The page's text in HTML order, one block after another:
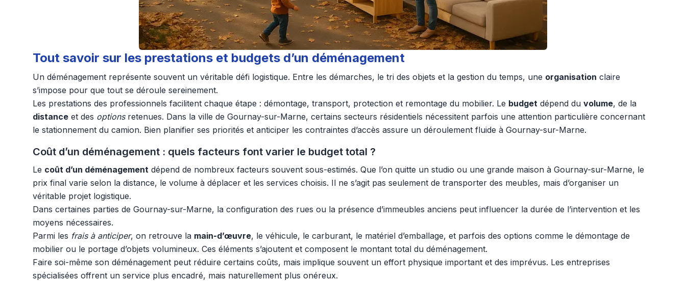
Tout savoir sur les prestations et budgets d’un déménagement
Un déménagement représente souvent un véritable défi logistique. Entre les démarches, le tri des objets et la gestion du temps, une organisation claire
s’impose pour que tout se déroule sereinement.
Les prestations des professionnels facilitent chaque étape : démontage, transport, protection et remontage du mobilier. Le budget dépend du volume, de la
distance et des optionsretenues. Dans la ville de Gournay-sur-Marne, certains secteurs résidentiels nécessitent parfois une attention particulière concernant
le stationnement du camion. Bien planifier ses priorités et anticiper les contraintes d’accès assure un déroulement fluide à Gournay-sur-Marne.
Coût d’un déménagement : quels facteurs font varier le budget total ?
Le coût d’un déménagement dépend de nombreux facteurs souvent sous-estimés. Que l’on quitte un studio ou une grande maison à Gournay-sur-Marne, le
prix final varie selon la distance, le volume à déplacer et les services choisis. Il ne s’agit pas seulement de transporter des meubles, mais d’organiser un
véritable projet logistique.
Dans certaines parties de Gournay-sur-Marne, la configuration des rues ou la présence d’immeubles anciens peut influencer la durée de l’intervention et les
moyens nécessaires.
Parmi les frais à anticiper, on retrouve la main-d’œuvre, le véhicule, le carburant, le matériel d’emballage, et parfois des options comme le démontage de
mobilier ou le portage d’objets volumineux. Ces éléments s’ajoutent et composent le montant total du déménagement.
Faire soi-même son déménagement peut réduire certains coûts, mais implique souvent un effort physique important et des imprévus. Les entreprises
spécialisées offrent un service plus encadré, mais naturellement plus onéreux.